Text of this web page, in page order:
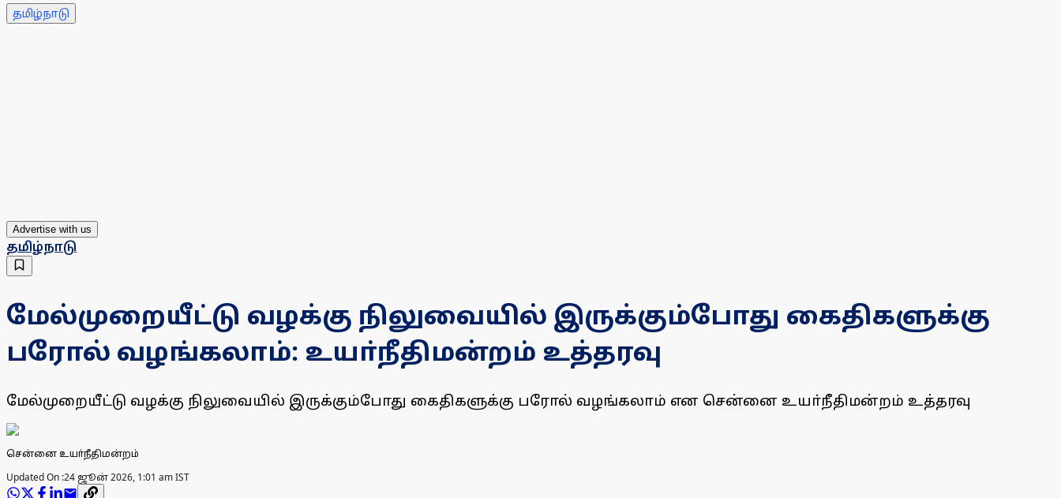
தமிழ்நாடு
Advertise with us
தமிழ்நாடு
மேல்முறையீட்டு வழக்கு நிலுவையில் இருக்கும்போது கைதிகளுக்கு
பரோல் வழங்கலாம்: உயா்நீதிமன்றம் உத்தரவு
மேல்முறையீட்டு வழக்கு நிலுவையில் இருக்கும்போது கைதிகளுக்கு பரோல் வழங்கலாம் என சென்னை உயா்நீதிமன்றம் உத்தரவு
சென்னை உயா்நீதிமன்றம்
Updated On :24 ஜூன் 2026, 1:01 am IST